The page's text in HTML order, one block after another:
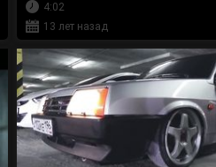
4:02
13 лет назад